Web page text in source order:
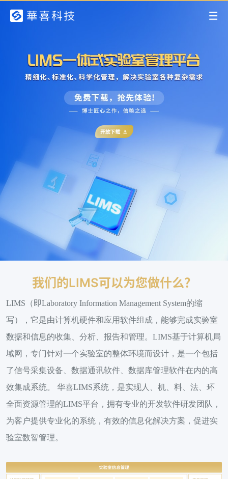
我们的LIMS可以为您做什么？
LIMS（即Laboratory Information Management System的缩
写），它是由计算机硬件和应用软件组成，能够完成实验室
数据和信息的收集、分析、报告和管理。LIMS基于计算机局
域网，专门针对一个实验室的整体环境而设计，是一个包括
了信号采集设备、数据通讯软件、数据库管理软件在内的高
效集成系统。 华喜LIMS系统，是实现人、机、料、法、环
全面资源管理的LIMS平台，拥有专业的开发软件研发团队，
为客户提供专业化的系统，有效的信息化解决方案，促进实
验室数智管理。